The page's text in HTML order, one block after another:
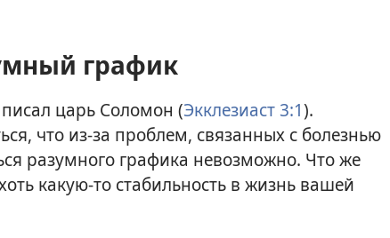
график
царь Соломон (Экклезиаст 3:1).
что из-за проблем, связанных с болезнью
разумного графика невозможно. Что же
какую-то стабильность в жизнь вашей